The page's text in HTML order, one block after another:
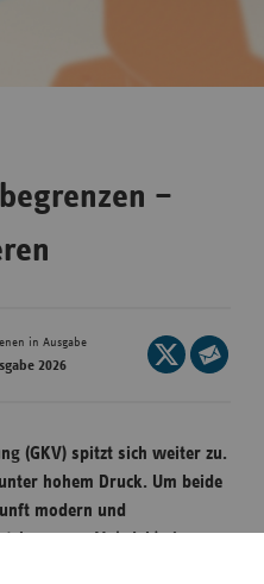
Brandenburg
–
in Ausgabe
2026
Seite
auf
Mail
(GKV) spitzt sich weiter zu.
hohem Druck. Um beide
modern und
e. V. (vdek) eine
bessere Steuerung